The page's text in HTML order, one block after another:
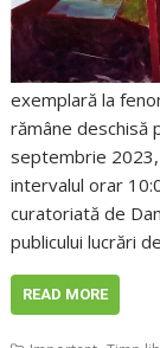
exemplară la
rămâne deschisă
septembrie 2023,
intervalul orar
curatoriată de
publicului lucrări
READ MORE